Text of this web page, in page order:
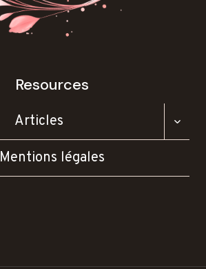
Resources
Articles
MENU
Mentions légales